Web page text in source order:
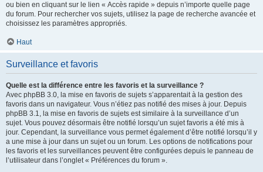
ou bien en cliquant sur le lien « Accès rapide » depuis n’importe quelle page
du forum. Pour rechercher vos sujets, utilisez la page de recherche avancée et
choisissez les paramètres appropriés.
Haut
Surveillance et favoris
Quelle est la différence entre les favoris et la surveillance ?
Avec phpBB 3.0, la mise en favoris de sujets s’apparentait à la gestion des
favoris dans un navigateur. Vous n’étiez pas notifié des mises à jour. Depuis
phpBB 3.1, la mise en favoris de sujets est similaire à la surveillance d’un
sujet. Vous pouvez désormais être notifié lorsqu’un sujet favoris a été mis à
jour. Cependant, la surveillance vous permet également d’être notifié lorsqu’il y
a une mise à jour dans un sujet ou un forum. Les options de notifications pour
les favoris et les surveillances peuvent être configurées depuis le panneau de
l’utilisateur dans l’onglet « Préférences du forum ».